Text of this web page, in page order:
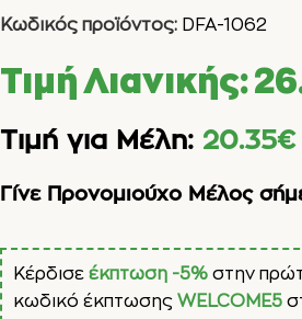
Κωδικός προϊόντος: DFA-1062
Τιμή Λιανικής:
Τιμή για Μέλη: 20.35€
Γίνε Προνομιούχο Μέλος
Κέρδισε έκπτωση -5% στην
κωδικό έκπτωσης WELCOME5